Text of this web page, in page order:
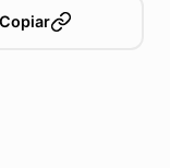
Copiar